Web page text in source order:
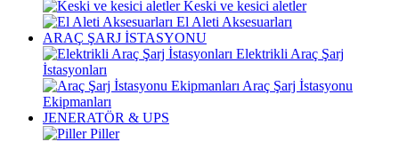
Keski ve kesici aletler
El Aleti Aksesuarları
ARAÇ ŞARJ İSTASYONU
Elektrikli Araç Şarj
İstasyonları
Araç Şarj İstasyonu
Ekipmanları
JENERATÖR & UPS
Piller